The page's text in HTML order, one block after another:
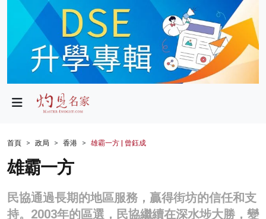
政局
財經
生活
商業
首頁 政局 香港 雄霸一方 | 曾鈺成
雄霸一方
民協通過長期的地區服務，贏得街坊的信任和支
持。2003年的區選，民協繼續在深水埗大勝，變